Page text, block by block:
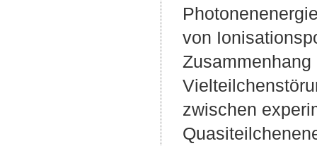
von
zwischen